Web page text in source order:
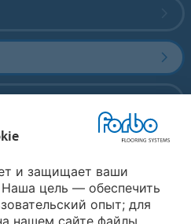
и защищает ваши
цель — обеспечить
опыт; для
нашем сайте файлы